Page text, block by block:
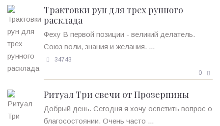
Трактовки рун для трех рунного
расклада
Феху В первой позиции - великий делатель.
Союз воли, знания и желания. ...
34743
0
Ритуал Три свечи от Прозерпины
Добрый день. Сегодня я хочу осветить вопрос о
благосостоянии. Очень часто ...